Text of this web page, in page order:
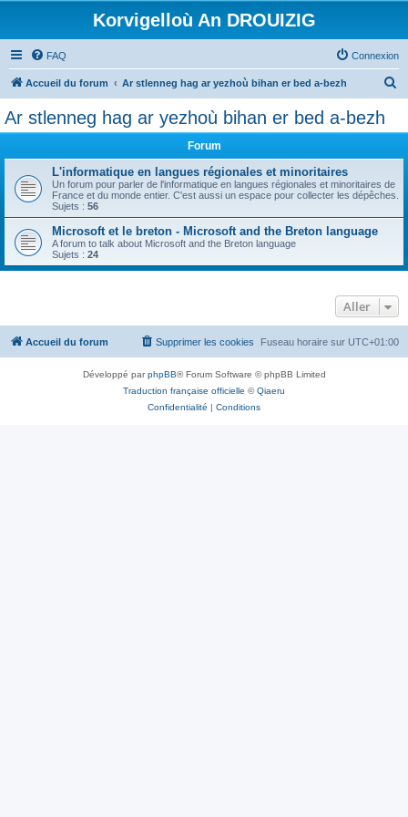
Korvigelloù An DROUIZIG
FAQ Connexion
Accueil du forum Ar stlenneg hag ar yezhoù bihan er bed a-bezh
Ar stlenneg hag ar yezhoù bihan er bed a-bezh
Forum
L'informatique en langues régionales et minoritaires
Un forum pour parler de l'informatique en langues régionales et minoritaires de
France et du monde entier. C'est aussi un espace pour collecter les dépêches.
Sujets : 56
Microsoft et le breton - Microsoft and the Breton language
A forum to talk about Microsoft and the Breton language
Sujets : 24
Aller
Accueil du forum Fuseau horaire sur UTC+01:00
Supprimer les cookies
Développé parphpBB® Forum Software © phpBB Limited
Traduction française officielle ©Qiaeru
Confidentialité | Conditions